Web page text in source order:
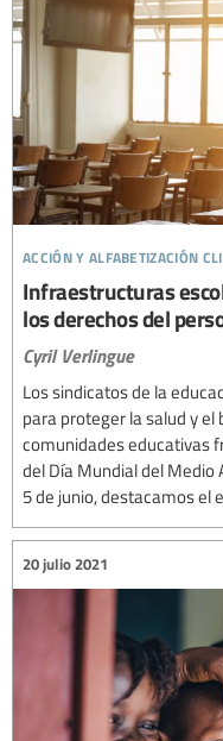
acción y alfabetización
Infraestructuras
los derechos del
Cyril Verlingue
Los sindicatos de la
para proteger la salud y
comunidades educativas
del Día Mundial del Medio
5 de junio, destacamos el
20 julio 2021